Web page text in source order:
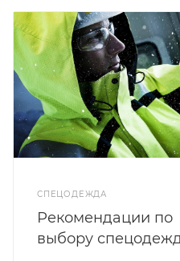
СПЕЦОДЕЖДА
Рекомендации по
выбору